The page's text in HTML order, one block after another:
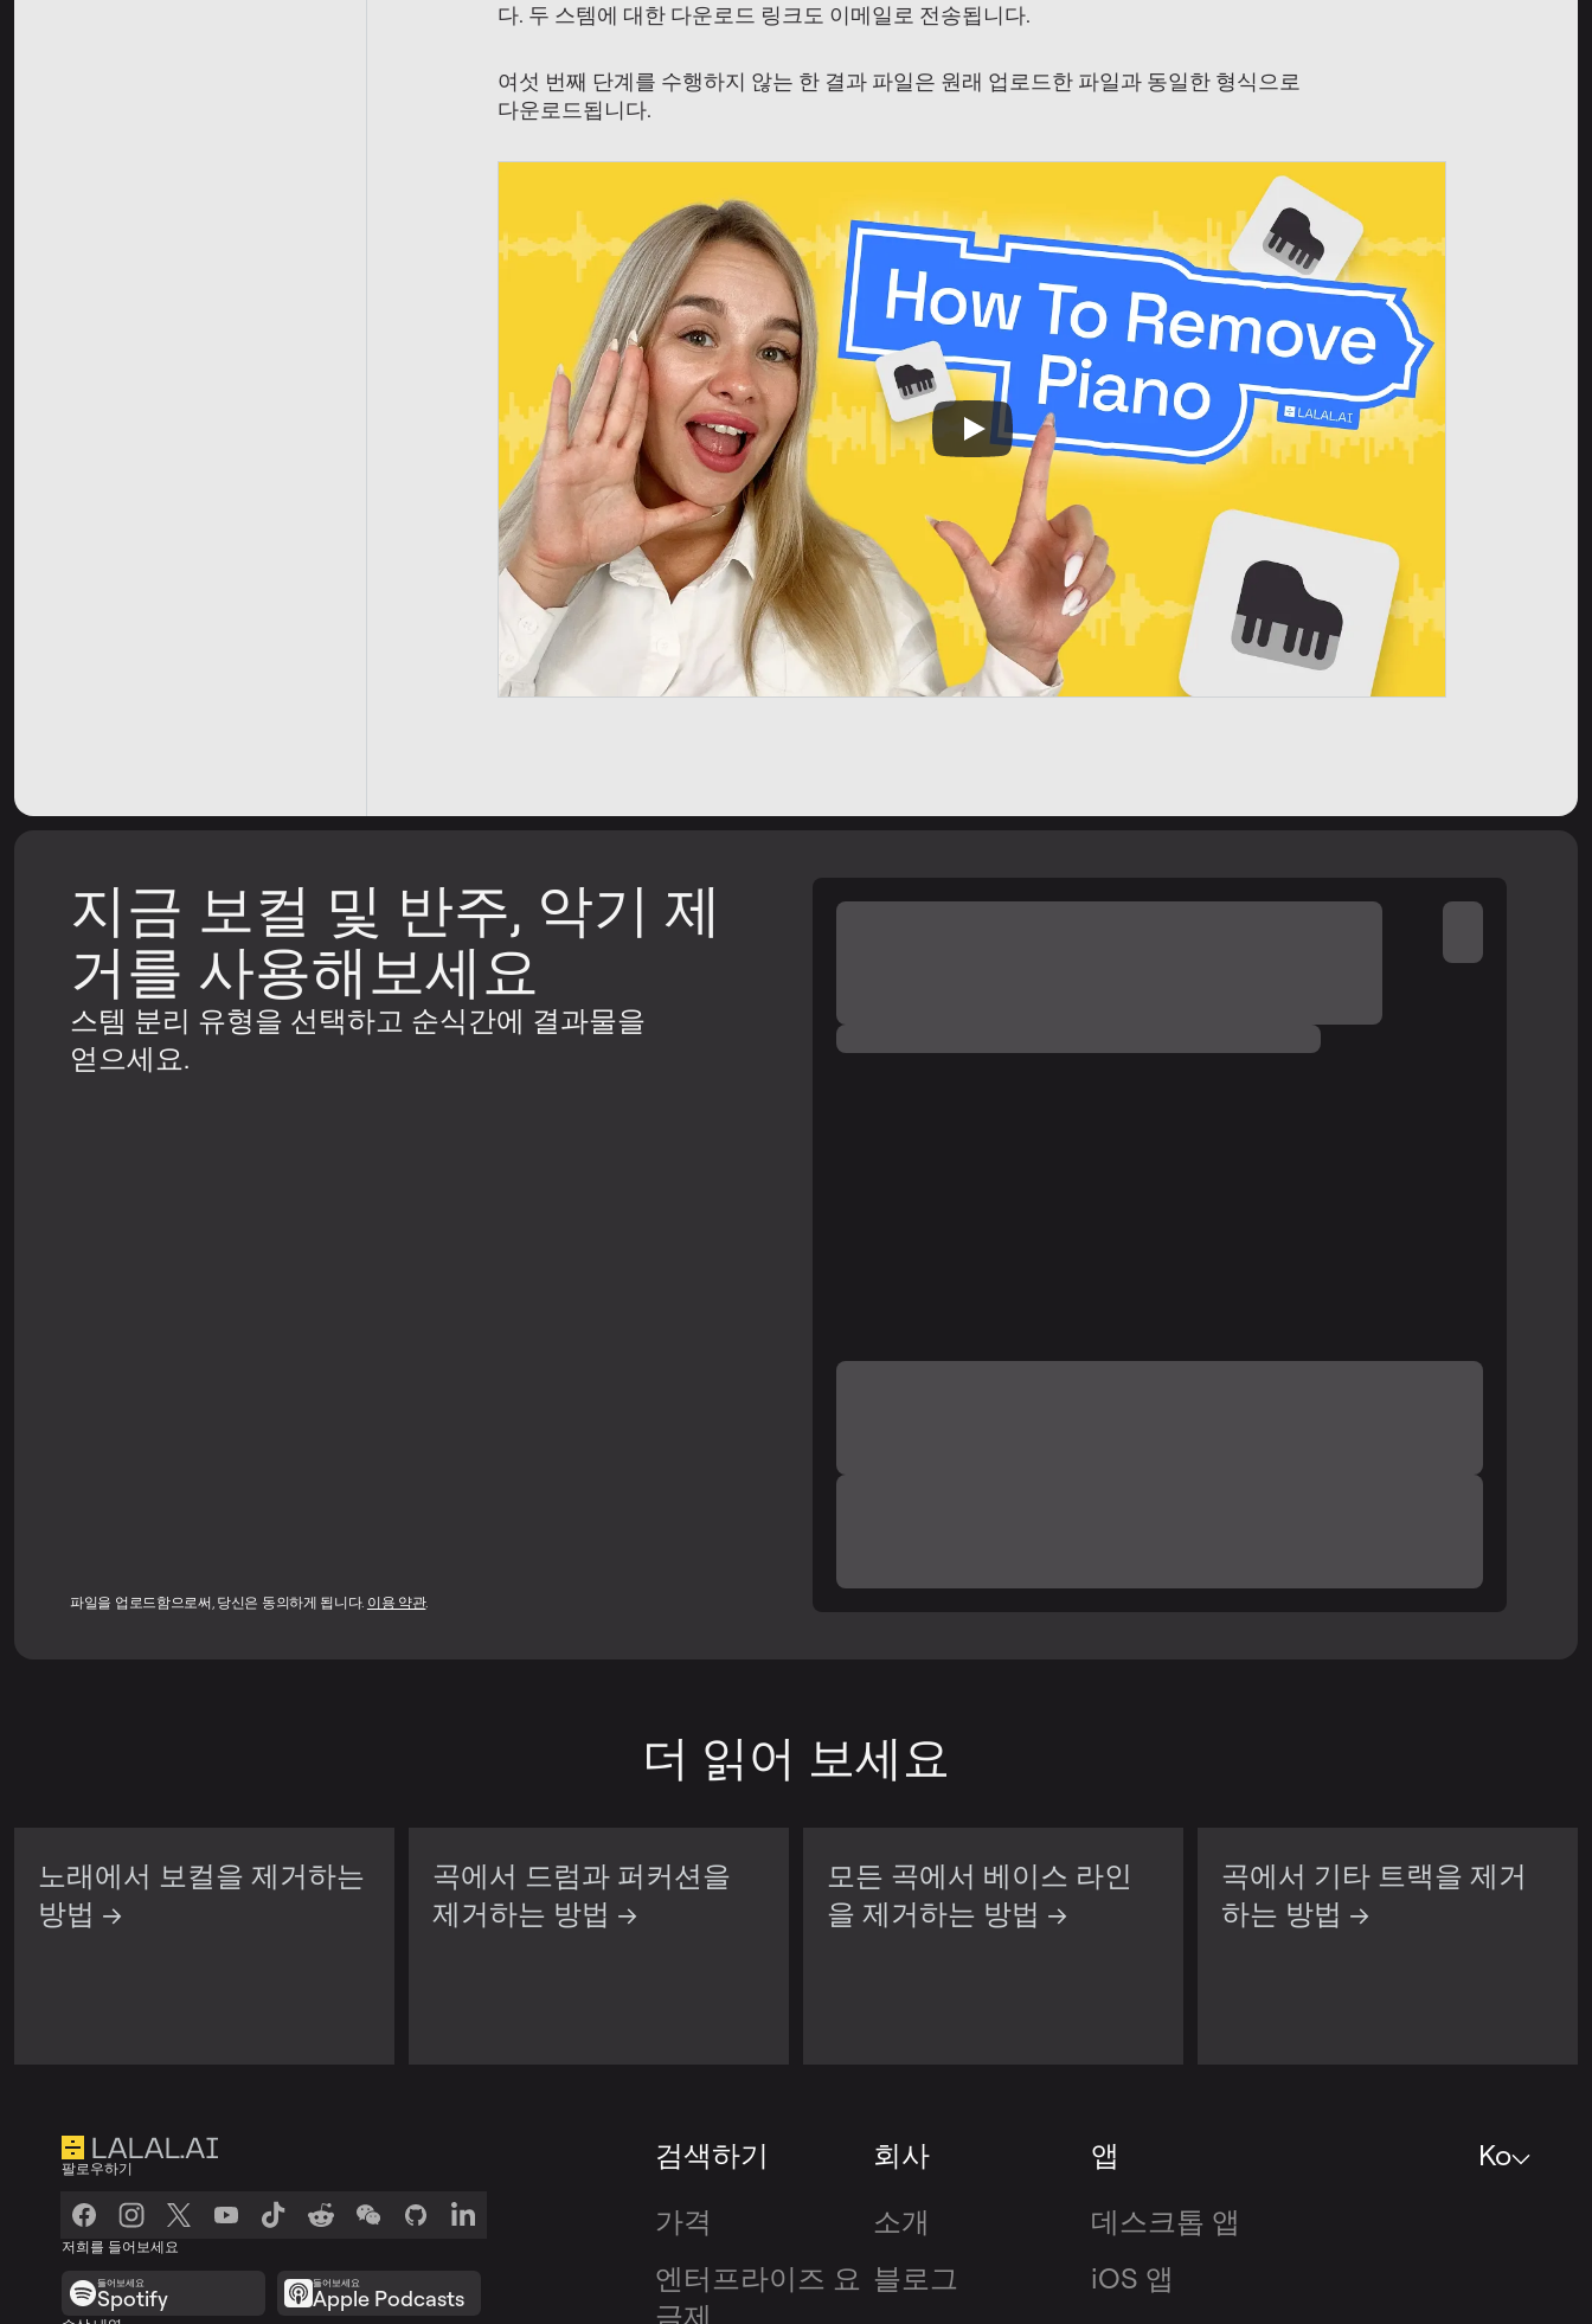
다. 두 스템에 대한 다운로드 링크도 이메일로 전송됩니다.
여섯 번째 단계를 수행하지 않는 한 결과 파일은 원래 업로드한 파일과 동일한 형식으로
다운로드됩니다.
지금 보컬 및 반주, 악기 제
거를 사용해보세요
스템 분리 유형을 선택하고 순식간에 결과물을
얻으세요.
파일을 업로드함으로써, 당신은 동의하게 됩니다. 이용 약관.
더 읽어 보세요
노래에서 보컬을 제거하는
방법 →
곡에서 드럼과 퍼커션을
제거하는 방법 →
모든 곡에서 베이스 라인
을 제거하는 방법 →
곡에서 기타 트랙을 제거
하는 방법 →
팔로우하기
저희를 들어보세요
들어보세요
Spotify
들어보세요
Apple Podcasts
검색하기
가격
엔터프라이즈 요
금제
회사
소개
블로그
앱
데스크톱 앱
iOS 앱
Ko